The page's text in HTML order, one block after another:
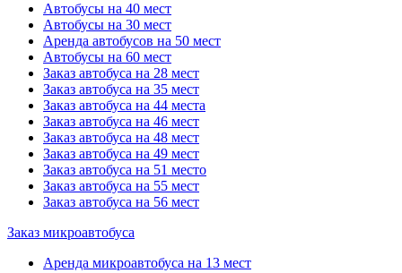
Автобусы на 40 мест
Автобусы на 30 мест
Аренда автобусов на 50 мест
Автобусы на 60 мест
Заказ автобуса на 28 мест
Заказ автобуса на 35 мест
Заказ автобуса на 44 места
Заказ автобуса на 46 мест
Заказ автобуса на 48 мест
Заказ автобуса на 49 мест
Заказ автобуса на 51 место
Заказ автобуса на 55 мест
Заказ автобуса на 56 мест
Заказ микроавтобуса
Аренда микроавтобуса на 13 мест